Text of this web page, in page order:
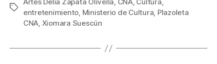
e
b
o
er
e
st
p
Etiquetas
Artes Delia Zapata Olivella, CNA, Cultura,
entretenimiento, Ministerio de Cultura, Plazoleta
CNA, Xiomara Suescún